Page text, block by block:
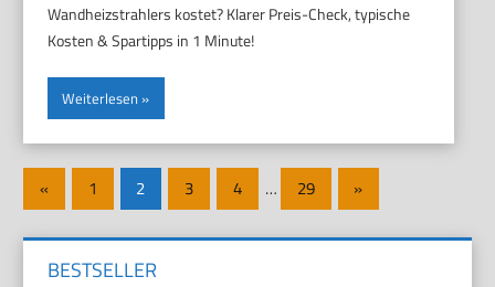
Wandheizstrahlers kostet? Klarer Preis-Check, typische
Kosten & Spartipps in 1 Minute!
Weiterlesen
Seitennummerierung
der
Beiträge
«Vorherige
Beiträge
1 2 3 4 … 29
Nächste
Beiträge
»
BESTSELLER